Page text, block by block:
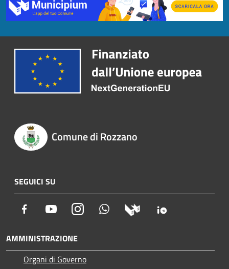
Comune di Rozzano
SEGUICI SU
Facebook YoutubeInstagram Whatsapp
AMMINISTRAZIONE
Organi di Governo